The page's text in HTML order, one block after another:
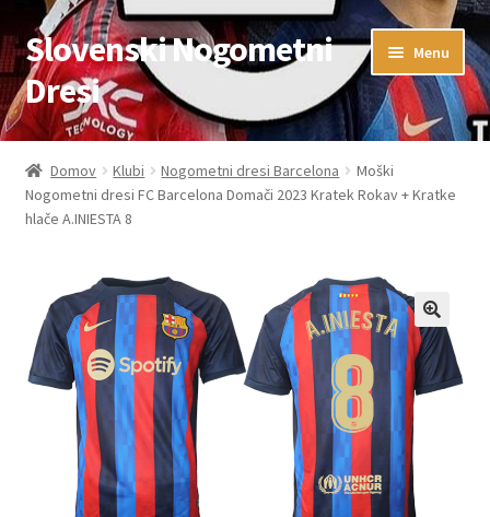
Skip
to
navigation
Skip
to
content
Slovenski Nogometni
Dresi
Menu
Domov
Blog
Kontaktiraj nas
Košarica
Moj račun
Trgovina
Domov Klubi Nogometni dresi Barcelona
Moški
Nogometni dresi FC Barcelona Domači 2023 Kratek Rokav + Kratke
hlače A.INIESTA 8